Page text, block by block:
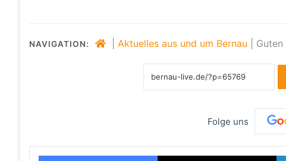
NAVIGATION: Aktuelles aus und um Bernau
Folge uns
Facebook X